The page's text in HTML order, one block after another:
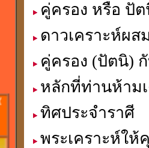
คู่ครอง หรือ ปั
ดาวเคราะห์ผ
คู่ครอง (ปัตนิ) กั
หลักที่ท่านห้าม
ทิศประจำราศี
พระเคราะห์ใ